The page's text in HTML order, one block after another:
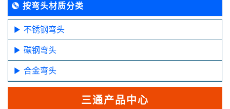
按弯头材质分类
不锈钢弯头
碳钢弯头
合金弯头
三通产品中心